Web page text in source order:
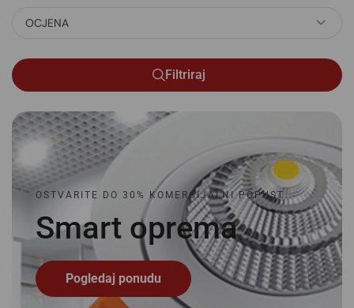
OCJENA
Filtriraj
OSTVARITE DO 30% KOMERCIJALNI POPUST
Smart oprema
Pogledaj ponudu